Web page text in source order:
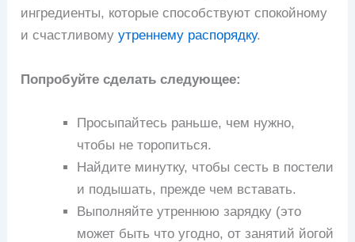
ингредиенты, которые способствуют спокойному
и счастливомуутреннему распорядку.
Попробуйте сделать следующее:
Просыпайтесь раньше, чем нужно,
чтобы не торопиться.
Найдите минутку, чтобы сесть в постели
и подышать, прежде чем вставать.
Выполняйте утреннюю зарядку (это
может быть что угодно, от занятий йогой